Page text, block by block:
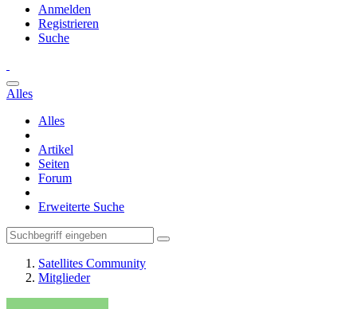
Anmelden
Registrieren
Suche
Alles
Alles
Artikel
Seiten
Forum
Erweiterte Suche
Satellites Community
Mitglieder